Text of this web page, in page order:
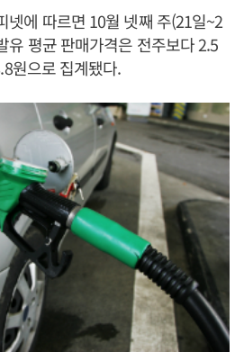
넷에 따르면 10월 넷째 주(21일~2
유 평균 판매가격은 전주보다 2.5
원으로 집계됐다.